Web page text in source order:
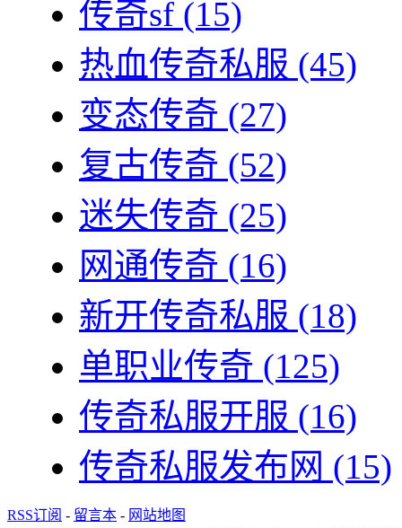
传奇sf (15)
热血传奇私服 (45)
变态传奇 (27)
复古传奇 (52)
迷失传奇 (25)
网通传奇 (16)
新开传奇私服 (18)
单职业传奇 (125)
传奇私服开服 (16)
传奇私服发布网 (15)
RSS订阅 - 留言本 - 网站地图